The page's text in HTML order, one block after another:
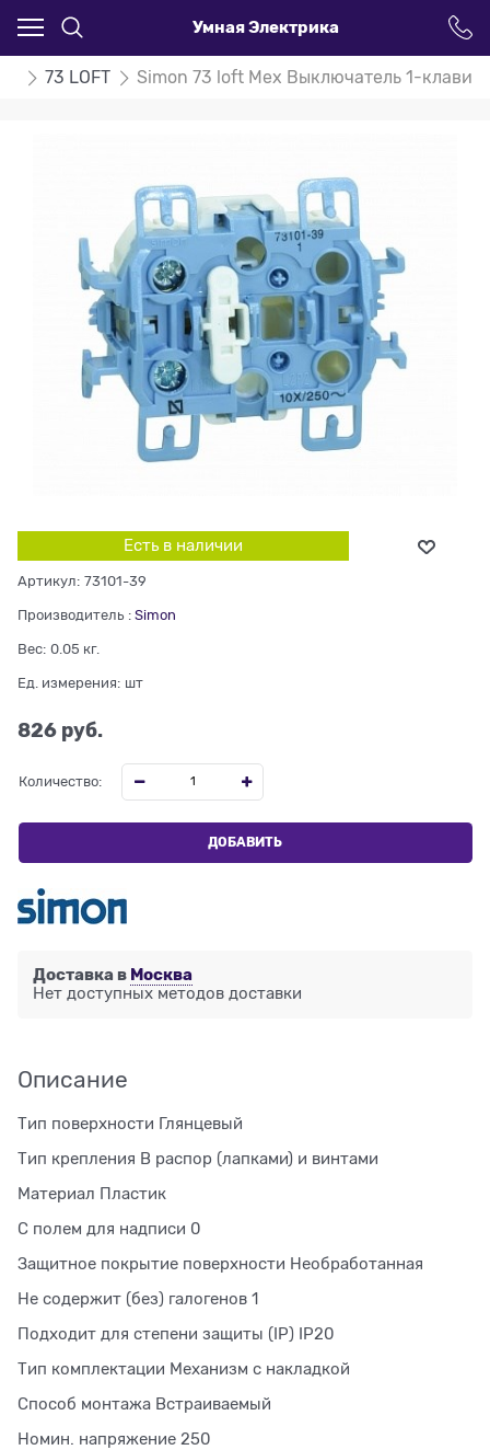
Умная Электрика
73 LOFT Simon 73 loft Мех Выключатель 1-
Есть в наличии
Артикул: 73101-39
Производитель : Simon
Вес: 0.05 кг.
Ед. измерения: шт
826 руб.
Количество:
ДОБАВИТЬ
Доставка в Москва
Нет доступных методов доставки
Описание
Тип поверхности Глянцевый
Тип крепления В распор (лапками) и винтами
Материал Пластик
С полем для надписи 0
Защитное покрытие поверхности Необработанная
Не содержит (без) галогенов 1
Подходит для степени защиты (IP) IP20
Тип комплектации Механизм с накладкой
Способ монтажа Встраиваемый
Номин. напряжение 250